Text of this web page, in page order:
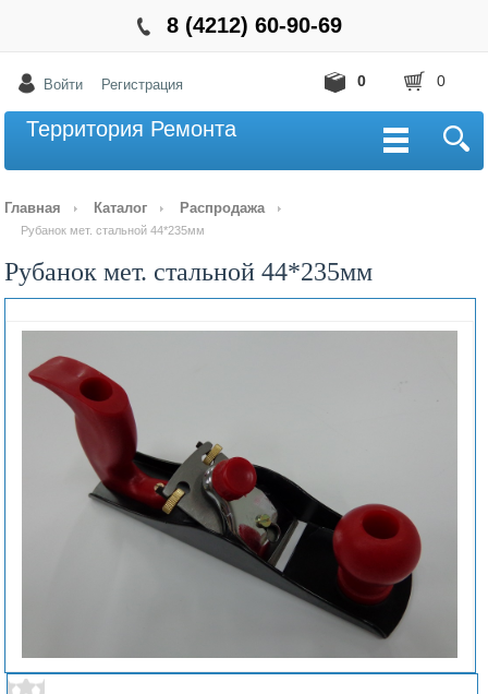
8 (4212) 60-90-69
Войти Регистрация 0
0
Территория Ремонта
Главная Каталог Распродажа
Рубанок мет. стальной 44*235мм
Рубанок мет. стальной 44*235мм